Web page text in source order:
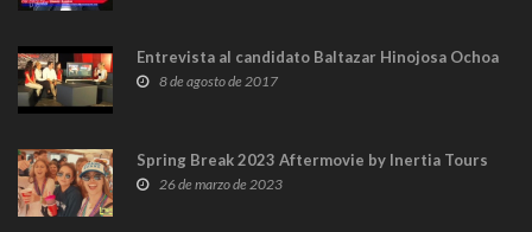
Entrevista al candidato Baltazar Hinojosa Ochoa
8 de agosto de 2017
Spring Break 2023 Aftermovie by Inertia Tours
26 de marzo de 2023